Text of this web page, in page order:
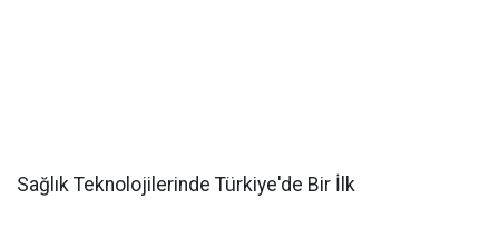
Sağlık Teknolojilerinde Türkiye'de Bir İlk